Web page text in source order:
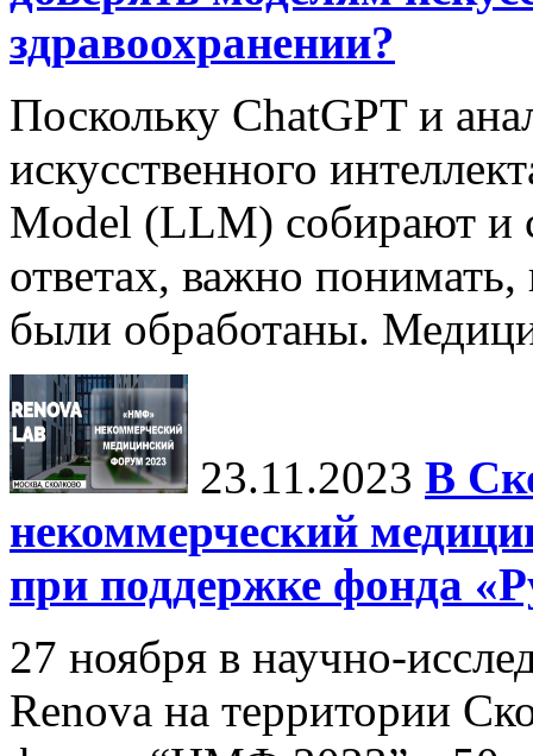
здравоохранении?
Поскольку ChatGPT и
искусственного
Model (LLM) собирают и
ответах, важно
были обработаны.
23.11.2023 В
некоммерческий
при поддержке фонда
27 ноября в научно-
Renova на территории